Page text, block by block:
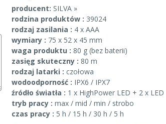
producent: SILVA »
rodzina produktów : 39024
rodzaj zasilania : 4 x AAA
wymiary : 75 x 52 x 45 mm
waga produktu : 80 g (bez baterii)
zasięg skuteczny : 80 m
rodzaj latarki : czołowa
wodoodporność : IPX6 / IPX7
źródło światła : 1 x HighPower LED + 2 x LED
tryb pracy : max / mid / min / strobo
czas pracy : 5 h / 15 h / 30 h / 5 h